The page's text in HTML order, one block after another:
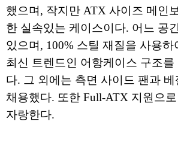
했으며, 작지만 ATX 사이즈 메인
한 실속있는 케이스이다. 어느 공
있으며, 100% 스틸 재질을 사용하
최신 트렌드인 어항케이스 구조를
다. 그 외에는 측면 사이드 팬과
채용했다. 또한 Full-ATX 지원으
자랑한다.